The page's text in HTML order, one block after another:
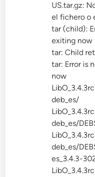
US.tar.gz:
el fichero o
tar (child):
exiting now
tar: Child
tar: Error is
now
deb_es/
deb_es/
deb_es/
es_3.4.3-